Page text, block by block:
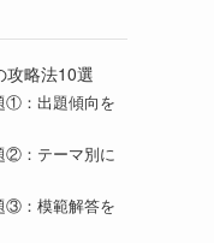
攻略法10選
①：出題傾向を
②：テーマ別に
③：模範解答を